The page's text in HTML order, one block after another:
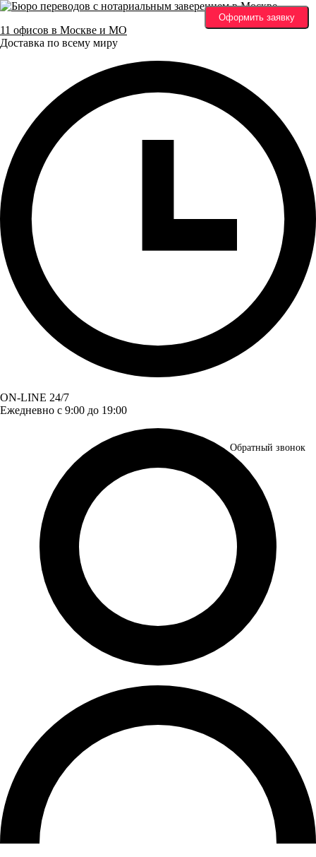
11 офисов в Москве и МО
Доставка по всему миру
ON-LINE 24/7
Ежедневно с 9:00 до 19:00
Оформить заявку
Обратный звонок